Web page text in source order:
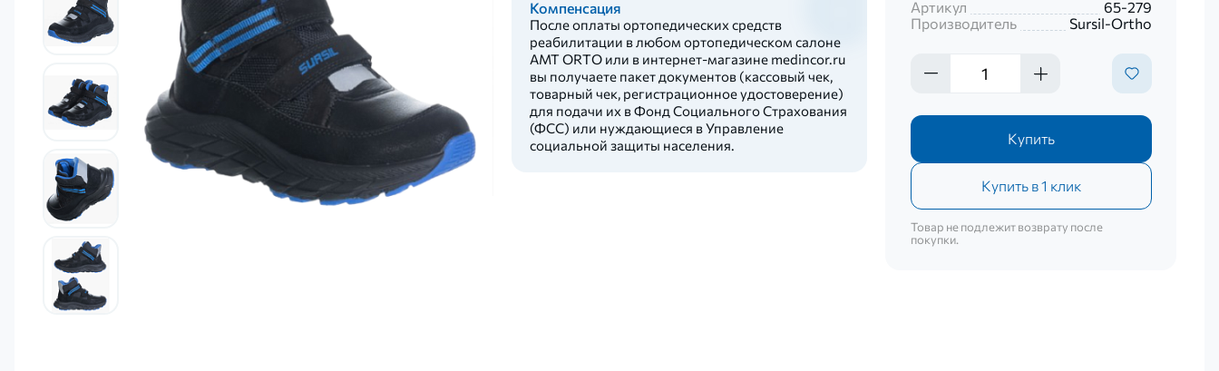
Компенсация
После оплаты ортопедических средств
реабилитации в любом ортопедическом салоне
AMT ORTO или в интернет-магазине medincor.ru
вы получаете пакет документов (кассовый чек,
товарный чек, регистрационное удостоверение)
для подачи их в Фонд Социального Страхования
(ФСС) или нуждающиеся в Управление
социальной защиты населения.
Артикул
65-279
Производитель
Sursil-Ortho
Купить
Купить в 1 клик
Товар не подлежит возврату после
покупки.